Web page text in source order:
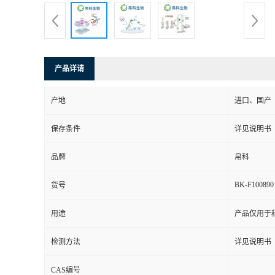
产品详请
产地 进口、国产
保存条件 详见说明书
品牌 帛科
货号 BK-F100890
用途 产品仅用于
检测方法 详见说明书
CAS编号